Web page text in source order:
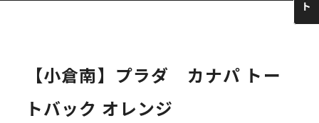
【小倉南】プラダ カナパ トー
トバック オレンジ